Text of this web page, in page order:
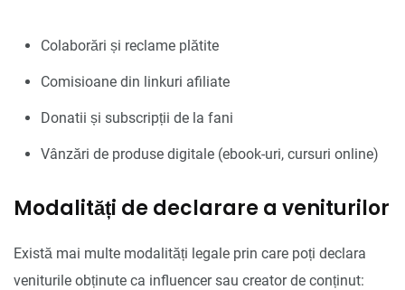
Colaborări și reclame plătite
Comisioane din linkuri afiliate
Donatii și subscripții de la fani
Vânzări de produse digitale (ebook-uri, cursuri online)
Modalități de declarare a veniturilor
Există mai multe modalități legale prin care poți declara
veniturile obținute ca influencer sau creator de conținut: